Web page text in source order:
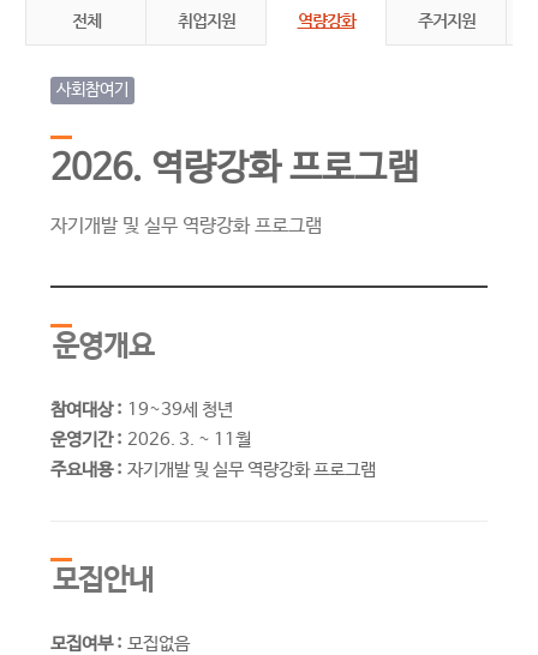
전체 취업지원 역량강화 주거지원
사회참여기
2026. 역량강화 프로그램
자기개발 및 실무 역량강화 프로그램
운영개요
참여대상 : 19~39세 청년
운영기간 : 2026. 3. ~ 11월
주요내용 : 자기개발 및 실무 역량강화 프로그램
모집안내
모집여부 : 모집없음